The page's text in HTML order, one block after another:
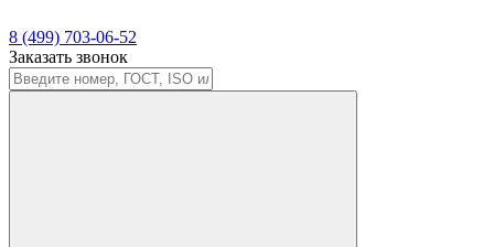
8 (499) 703-06-52
Заказать звонок